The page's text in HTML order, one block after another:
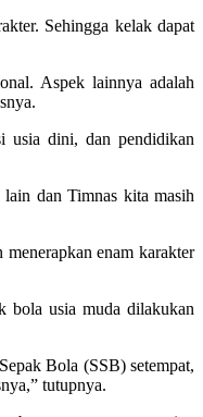
Sehingga kelak dapat
Aspek lainnya adalah
usia dini, dan pendidikan
lain dan Timnas kita masih
enam karakter
bola usia muda dilakukan
Bola (SSB) setempat,
tutupnya.